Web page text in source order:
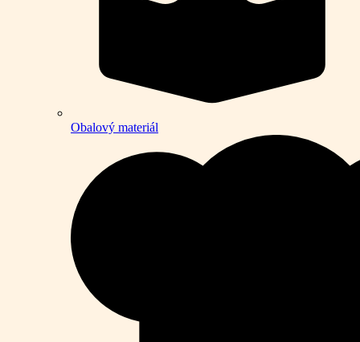
Obalový materiál